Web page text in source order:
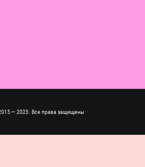
— 2025. Все права защищены